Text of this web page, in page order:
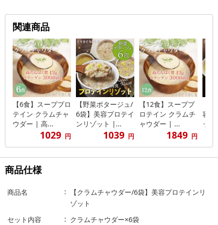
関連商品
【6食】スーププロ
テイン クラムチャ
ウダー | 高...
1029 円
【野菜ポタージュ/
6袋】美容プロテイ
ンリゾット |...
1039 円
【12食】スーププ
ロテイン クラムチ
ャウダー | ...
1849 円
容プ
ッ
商品仕様
商品名
【クラムチャウダー/6袋】美容プロテインリ
ゾット
セット内容
クラムチャウダー×6袋